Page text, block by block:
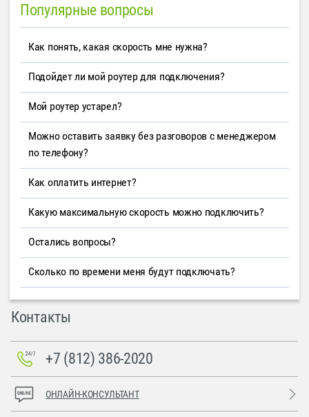
Популярные вопросы
Как понять, какая скорость мне нужна?
Подойдет ли мой роутер для подключения?
Мой роутер устарел?
Можно оставить заявку без разговоров с менеджером
по телефону?
Как оплатить интернет?
Какую максимальную скорость можно подключить?
Остались вопросы?
Сколько по времени меня будут подключать?
Контакты
+7 (812) 386-2020
ОНЛАЙН-КОНСУЛЬТАНТ